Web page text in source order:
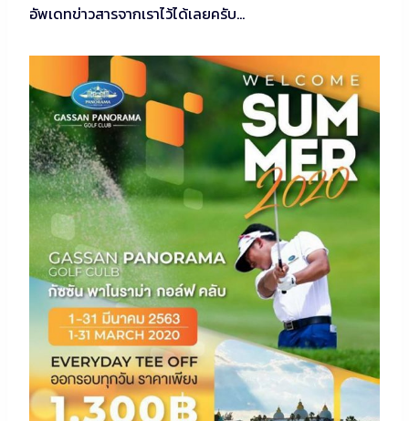
อัพเดทข่าวสารจากเราไว้ได้เลยครับ…